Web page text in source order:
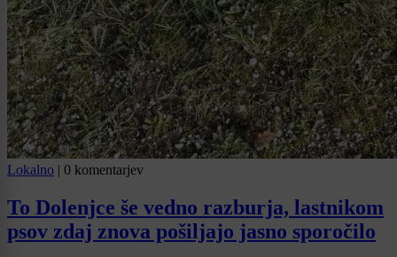
Lokalno | 0 komentarjev
To Dolenjce še vedno razburja, lastnikom
psov zdaj znova pošiljajo jasno sporočilo